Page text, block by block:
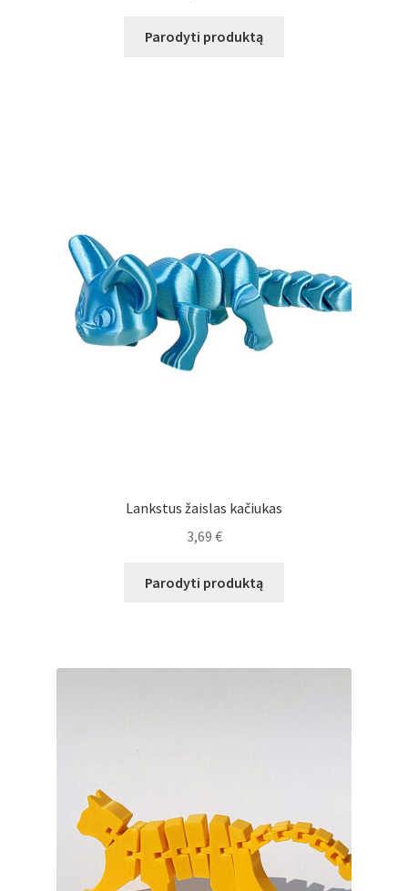
Parodyti produktą
Lankstus žaislas kačiukas
3,69 €
Parodyti produktą